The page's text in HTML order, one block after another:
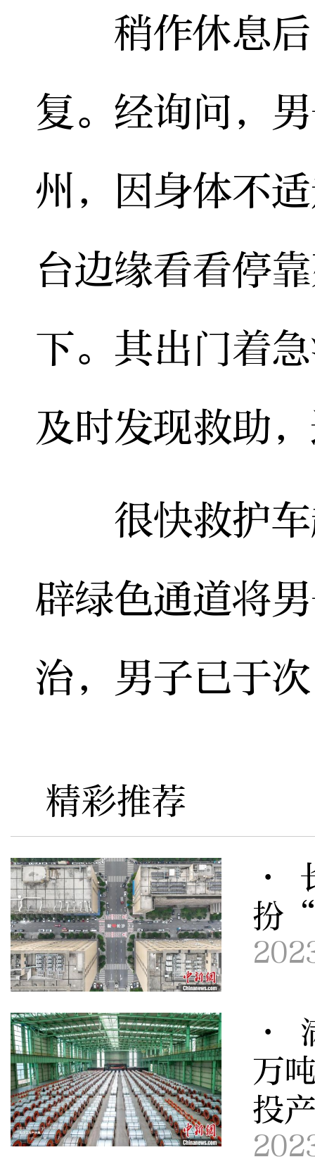
稍作休息后
复。经询问，
州，因身体不
台边缘看看停
下。其出门着
及时发现救助
很快救护车
辟绿色通道将
治，男子已于
精彩推荐
·
扮
·
万
投产